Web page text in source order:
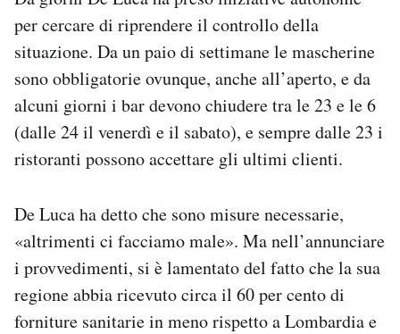
per cercare di riprendere il controllo della
situazione. Da un paio di settimane le mascherine
sono obbligatorie ovunque, anche all’aperto, e da
alcuni giorni i bar devono chiudere tra le 23 e le 6
(dalle 24 il venerdì e il sabato), e sempre dalle 23 i
ristoranti possono accettare gli ultimi clienti.
De Luca ha detto che sono misure necessarie,
«altrimenti ci facciamo male». Ma nell’annunciare
i provvedimenti, si è lamentato del fatto che la sua
regione abbia ricevuto circa il 60 per cento di
forniture sanitarie in meno rispetto a Lombardia e